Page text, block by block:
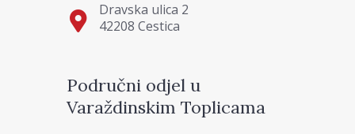
Dravska ulica 2
42208 Cestica
Područni odjel u
Varaždinskim Toplicama